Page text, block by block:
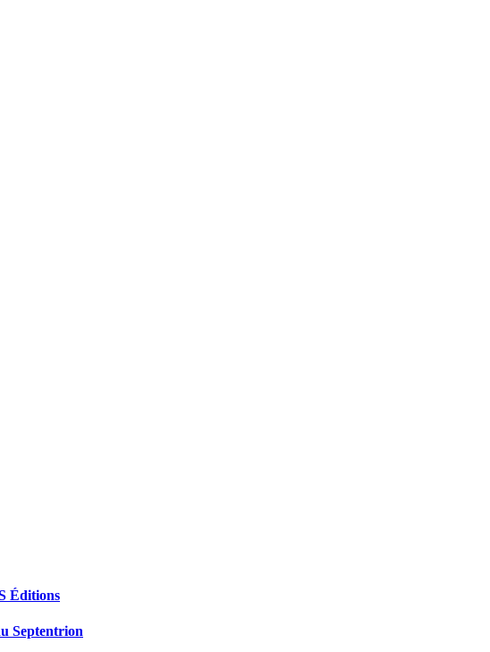
Éditions
Septentrion